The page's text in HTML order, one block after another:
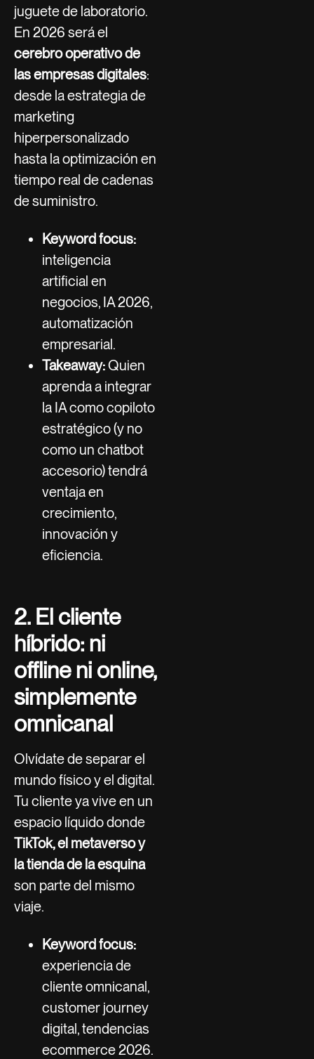
juguete de laboratorio.
En 2026 será el
cerebro operativo de
las empresas digitales:
desde la estrategia de
marketing
hiperpersonalizado
hasta la optimización en
tiempo real de cadenas
de suministro.
Keyword focus:
inteligencia
artificial en
negocios, IA 2026,
automatización
empresarial.
Takeaway:Quien
aprenda a integrar
la IA como copiloto
estratégico (y no
como un chatbot
accesorio) tendrá
ventaja en
crecimiento,
innovación y
eficiencia.
2. El cliente
híbrido: ni
offline ni online,
simplemente
omnicanal
Olvídate de separar el
mundo físico y el digital.
Tu cliente ya vive en un
espacio líquido donde
TikTok, el metaverso y
la tienda de la esquina
son parte del mismo
viaje.
Keyword focus:
experiencia de
cliente omnicanal,
customer journey
digital, tendencias
ecommerce 2026.